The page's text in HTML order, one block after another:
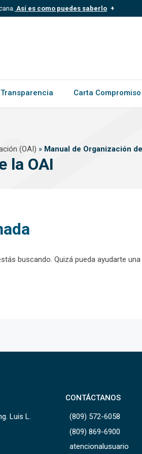
Así es como puedes saberlo
a una organización oficial del
Transparencia Carta Compromiso
(OAI) » Manual de Organización
la OAI
buscando. Quizá pueda ayudarte una
Luis L.
CONTÁCTANOS
(809) 572-6058
(809) 869-6900
atencionalusuario